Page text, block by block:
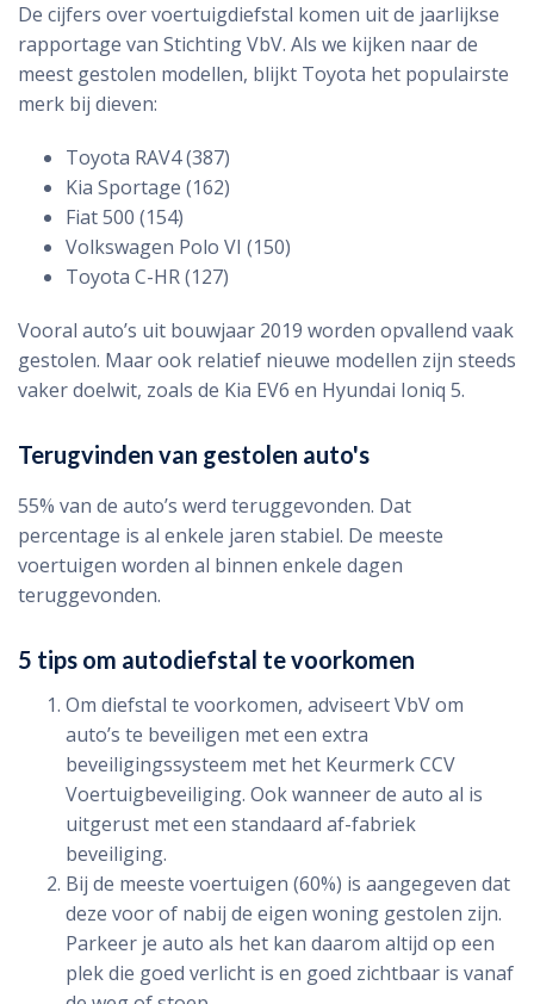
De cijfers over voertuigdiefstal komen uit de jaarlijkse
rapportage van Stichting VbV. Als we kijken naar de
meest gestolen modellen, blijkt Toyota het populairste
merk bij dieven:
Toyota RAV4 (387)
Kia Sportage (162)
Fiat 500 (154)
Volkswagen Polo VI (150)
Toyota C-HR (127)
Vooral auto’s uit bouwjaar 2019 worden opvallend vaak
gestolen. Maar ook relatief nieuwe modellen zijn steeds
vaker doelwit, zoals de Kia EV6 en Hyundai Ioniq 5.
Terugvinden van gestolen auto's
55% van de auto’s werd teruggevonden. Dat
percentage is al enkele jaren stabiel. De meeste
voertuigen worden al binnen enkele dagen
teruggevonden.
5 tips om autodiefstal te voorkomen
Om diefstal te voorkomen, adviseert VbV om
auto’s te beveiligen met een extra
beveiligingssysteem met het Keurmerk CCV
Voertuigbeveiliging. Ook wanneer de auto al is
uitgerust met een standaard af-fabriek
beveiliging.
Bij de meeste voertuigen (60%) is aangegeven dat
deze voor of nabij de eigen woning gestolen zijn.
Parkeer je auto als het kan daarom altijd op een
plek die goed verlicht is en goed zichtbaar is vanaf